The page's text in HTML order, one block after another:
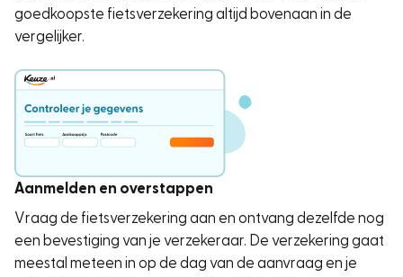
goedkoopste fietsverzekering altijd bovenaan in de
vergelijker.
Aanmelden en overstappen
Vraag de fietsverzekering aan en ontvang dezelfde nog
een bevestiging van je verzekeraar. De verzekering gaat
meestal meteen in op de dag van de aanvraag en je